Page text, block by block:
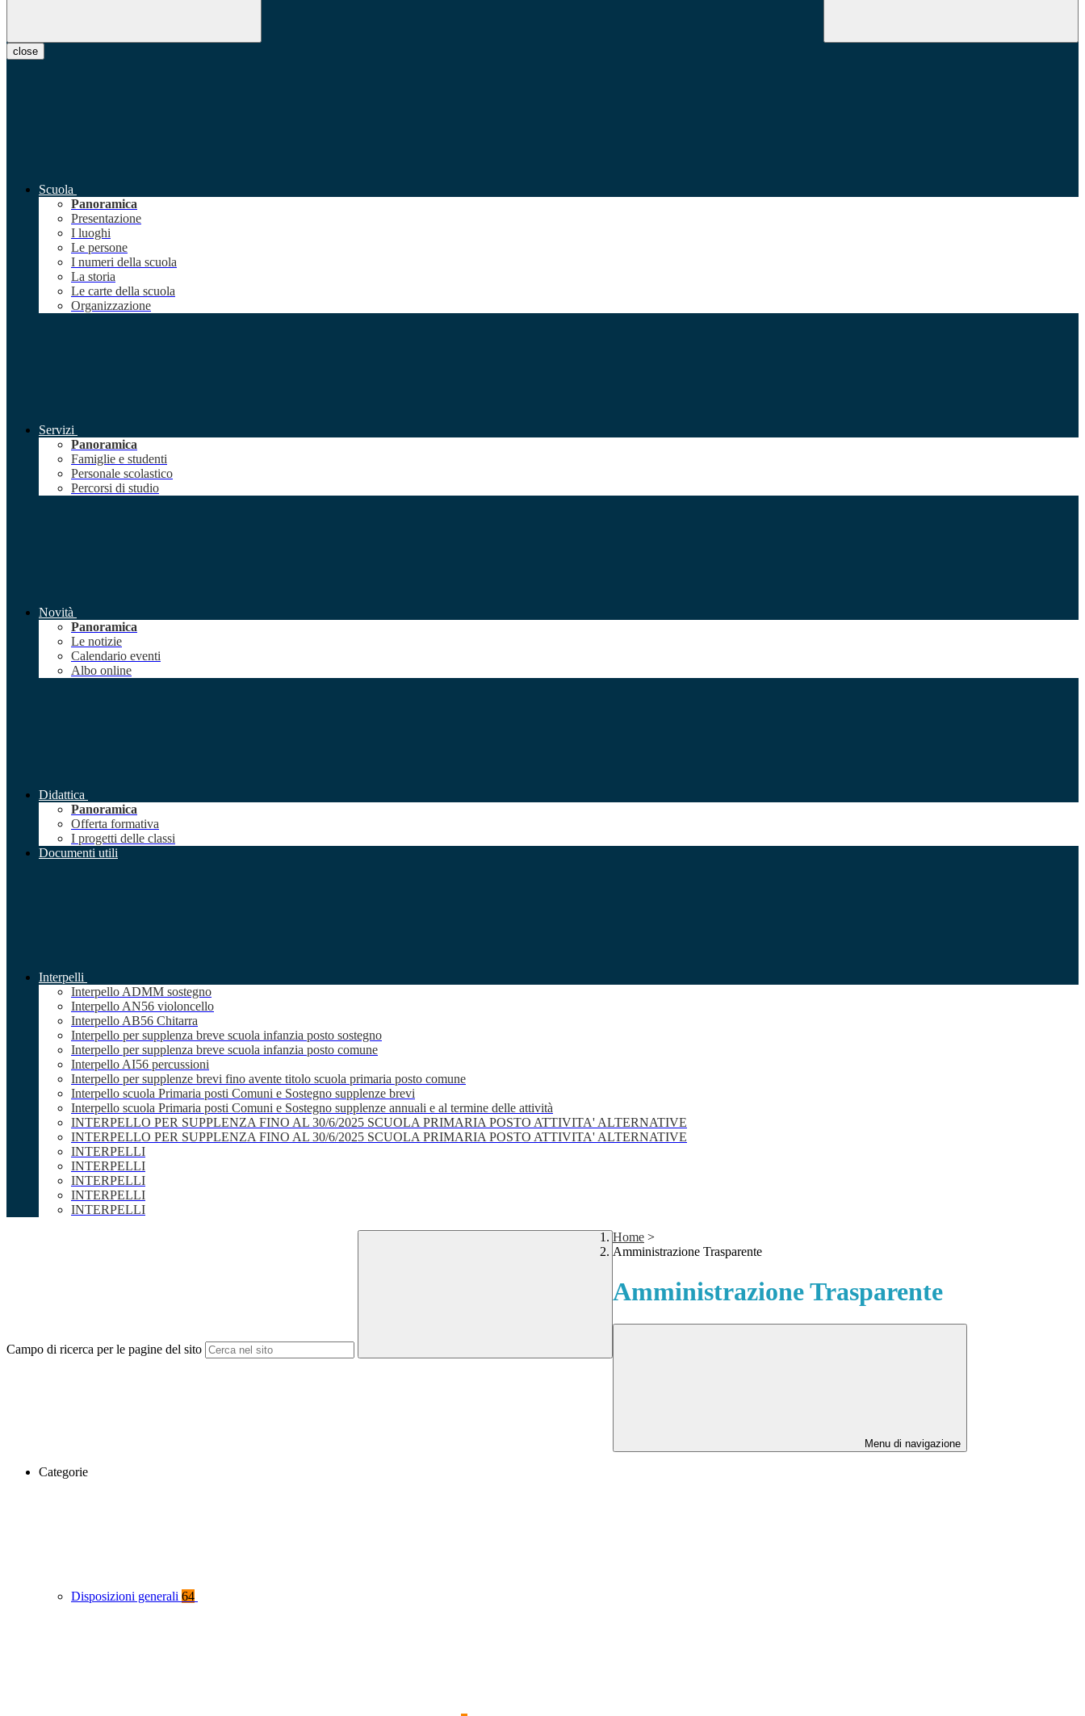
close
Scuola
Panoramica
Presentazione
I luoghi
Le persone
I numeri della scuola
La storia
Le carte della scuola
Organizzazione
Servizi
Panoramica
Famiglie e studenti
Personale scolastico
Percorsi di studio
Novità
Panoramica
Le notizie
Calendario eventi
Albo online
Didattica
Panoramica
Offerta formativa
I progetti delle classi
Documenti utili
Interpelli
Interpello ADMM sostegno
Interpello AN56 violoncello
Interpello AB56 Chitarra
Interpello per supplenza breve scuola infanzia posto sostegno
Interpello per supplenza breve scuola infanzia posto comune
Interpello AI56 percussioni
Interpello per supplenze brevi fino avente titolo scuola primaria posto comune
Interpello scuola Primaria posti Comuni e Sostegno supplenze brevi
Interpello scuola Primaria posti Comuni e Sostegno supplenze annuali e al termine delle attività
INTERPELLO PER SUPPLENZA FINO AL 30/6/2025 SCUOLA PRIMARIA POSTO ATTIVITA' ALTERNATIVE
INTERPELLO PER SUPPLENZA FINO AL 30/6/2025 SCUOLA PRIMARIA POSTO ATTIVITA' ALTERNATIVE
INTERPELLI
INTERPELLI
INTERPELLI
INTERPELLI
INTERPELLI
Campo di ricerca per le pagine del sito
Home >
Amministrazione Trasparente
Amministrazione Trasparente
Menu di navigazione
Categorie
Disposizioni generali 64